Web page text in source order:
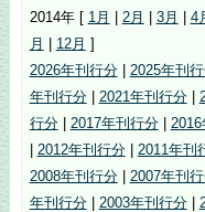
2014年 [ 1月 | 2月 | 3月 | 4
月 | 12月 ]
2026年刊行分| 2025年刊
年刊行分| 2021年刊行分|
行分| 2017年刊行分|
| 2012年刊行分| 2011年刊
2008年刊行分| 2007年刊
年刊行分| 2003年刊行分|